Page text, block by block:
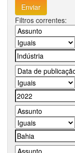
Filtros correntes: